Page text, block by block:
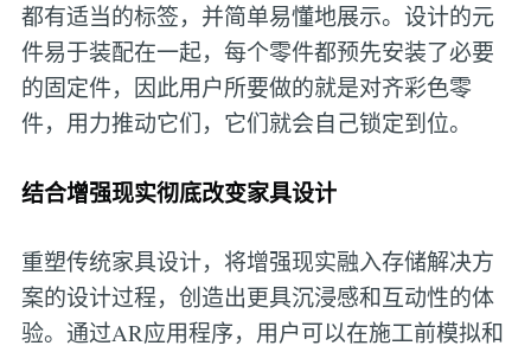
都有适当的标签，并简单易懂地展示。设计的元
件易于装配在一起，每个零件都预先安装了必要
的固定件，因此用户所要做的就是对齐彩色零
件，用力推动它们，它们就会自己锁定到位。
结合增强现实彻底改变家具设计
重塑传统家具设计，将增强现实融入存储解决方
案的设计过程，创造出更具沉浸感和互动性的体
验。通过AR应用程序，用户可以在施工前模拟和